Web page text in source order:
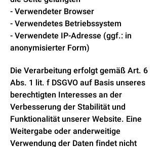
- Verwendeter Browser
- Verwendetes Betriebssystem
- Verwendete IP-Adresse (ggf.: in
anonymisierter Form)
Die Verarbeitung erfolgt gemäß Art. 6
Abs. 1 lit. f DSGVO auf Basis unseres
berechtigten Interesses an der
Verbesserung der Stabilität und
Funktionalität unserer Website. Eine
Weitergabe oder anderweitige
Verwendung der Daten findet nicht